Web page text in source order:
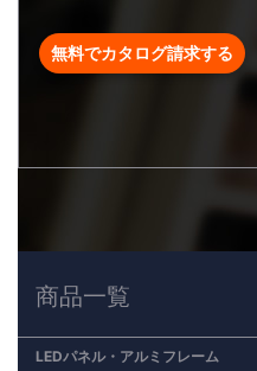
無料でカタログ請求する
商品一覧
LEDパネル・アルミフレーム